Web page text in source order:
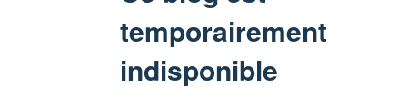
temporairement
indisponible